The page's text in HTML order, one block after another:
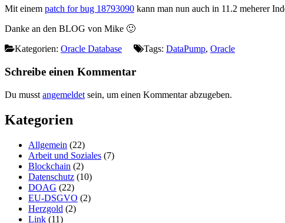
Mit einem patch for bug 18793090 kann man nun auch in 11.2 meherer
Danke an den BLOG von Mike 🙂
Kategorien: Oracle Database Tags: DataPump, Oracle
Schreibe einen Kommentar
Du musst angemeldet sein, um einen Kommentar abzugeben.
Kategorien
Allgemein (22)
Arbeit und Soziales (7)
Blockchain (2)
Datenschutz (10)
DOAG (22)
EU-DSGVO (2)
Herzgold (2)
Link (11)